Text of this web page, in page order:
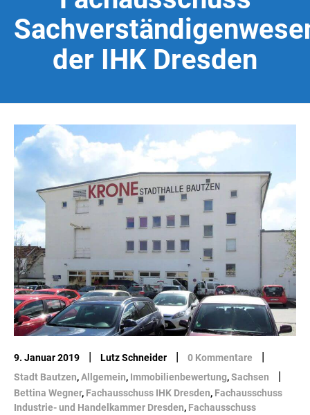
der IHK Dresden
9. Januar 2019 | Lutz Schneider | 0 Kommentare |
Stadt Bautzen,Allgemein, Immobilienbewertung,Sachsen |
Bettina Wegner, Fachausschuss IHK Dresden, Fachausschuss
Industrie- und Handelkammer Dresden, Fachausschuss